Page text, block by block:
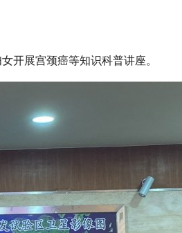
开展宫颈癌等知识科普讲座。